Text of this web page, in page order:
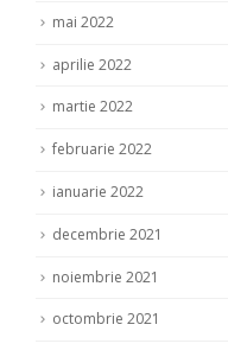
mai 2022
aprilie 2022
martie 2022
februarie 2022
ianuarie 2022
decembrie 2021
noiembrie 2021
octombrie 2021